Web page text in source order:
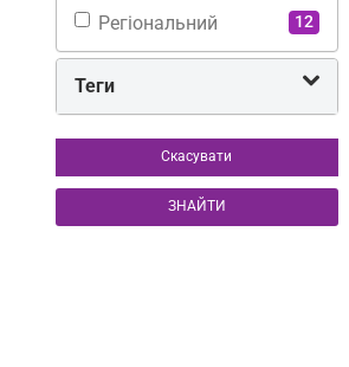
Регіональний 12
Теги
Скасувати
ЗНАЙТИ